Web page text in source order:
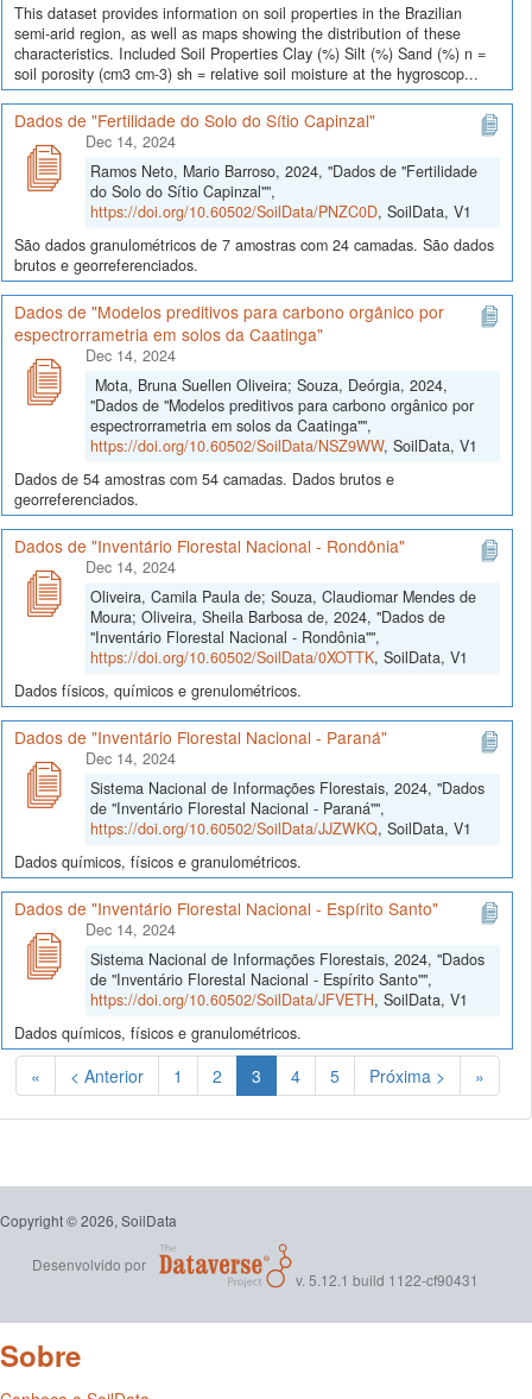
This dataset provides information on soil properties in the Brazilian
semi-arid region, as well as maps showing the distribution of these
characteristics. Included Soil Properties Clay (%) Silt (%) Sand (%) n =
soil porosity (cm3 cm-3) sh = relative soil moisture at the hygroscop...
Dados de "Fertilidade do Solo do Sítio Capinzal"
Dec 14, 2024
Ramos Neto, Mario Barroso, 2024, "Dados de "Fertilidade
do Solo do Sítio Capinzal"",
https://doi.org/10.60502/SoilData/PNZC0D, SoilData, V1
São dados granulométricos de 7 amostras com 24 camadas. São dados
brutos e georreferenciados.
Dados de "Modelos preditivos para carbono orgânico por
espectrorrametria em solos da Caatinga"
Dec 14, 2024
Mota, Bruna Suellen Oliveira; Souza, Deórgia, 2024,
"Dados de "Modelos preditivos para carbono orgânico por
espectrorrametria em solos da Caatinga"",
https://doi.org/10.60502/SoilData/NSZ9WW, SoilData, V1
Dados de 54 amostras com 54 camadas. Dados brutos e
georreferenciados.
Dados de "Inventário Florestal Nacional - Rondônia"
Dec 14, 2024
Oliveira, Camila Paula de; Souza, Claudiomar Mendes de
Moura; Oliveira, Sheila Barbosa de, 2024, "Dados de
"Inventário Florestal Nacional - Rondônia"",
https://doi.org/10.60502/SoilData/0XOTTK, SoilData, V1
Dados físicos, químicos e grenulométricos.
Dados de "Inventário Florestal Nacional - Paraná"
Dec 14, 2024
Sistema Nacional de Informações Florestais, 2024, "Dados
de "Inventário Florestal Nacional - Paraná"",
https://doi.org/10.60502/SoilData/JJZWKQ, SoilData, V1
Dados químicos, físicos e granulométricos.
Dados de "Inventário Florestal Nacional - Espírito Santo"
Dec 14, 2024
Sistema Nacional de Informações Florestais, 2024, "Dados
de "Inventário Florestal Nacional - Espírito Santo"",
https://doi.org/10.60502/SoilData/JFVETH, SoilData, V1
Dados químicos, físicos e granulométricos.
« < Anterior 1 2 3(Atual)
4 5 Próxima > »
Copyright © 2026, SoilData
Desenvolvido por
v. 5.12.1 build 1122-cf90431
Sobre